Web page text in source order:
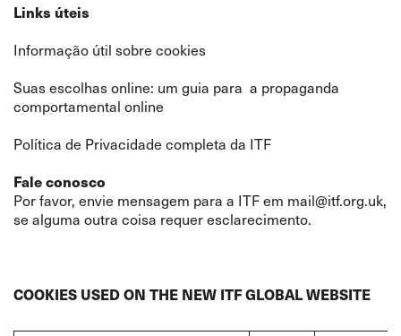
Links úteis
Informação útil sobre cookies
Suas escolhas online: um guia para a propaganda
comportamental online
Política de Privacidade completa da ITF
Fale conosco
Por favor, envie mensagem para a ITF em mail@itf.org.uk,
se alguma outra coisa requer esclarecimento.
COOKIES USED ON THE NEW ITF GLOBAL WEBSITE